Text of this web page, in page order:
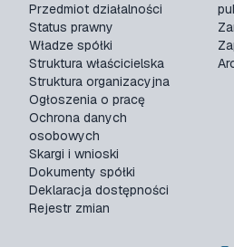
Przedmiot działalności
Status prawny
Władze spółki
Struktura właścicielska
Struktura organizacyjna
Ogłoszenia o pracę
Ochrona danych
osobowych
Skargi i wnioski
Dokumenty spółki
Deklaracja dostępności
Rejestr zmian